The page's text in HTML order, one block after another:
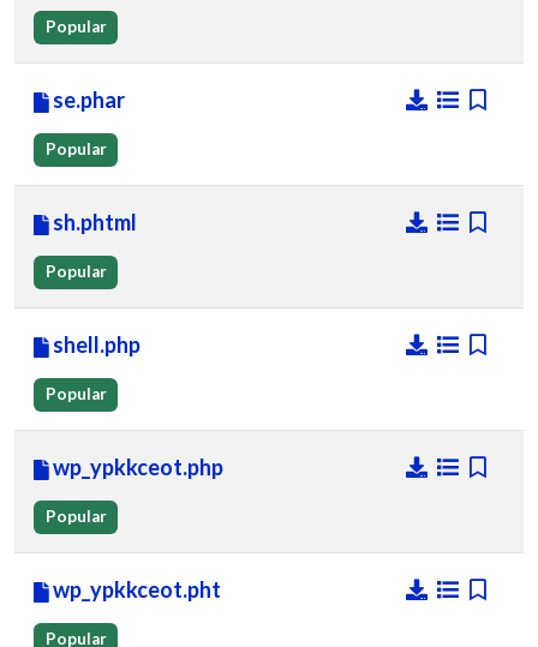
Popular
se.phar
Popular
sh.phtml
Popular
shell.php
Popular
wp_ypkkceot.php
Popular
wp_ypkkceot.pht
Popular